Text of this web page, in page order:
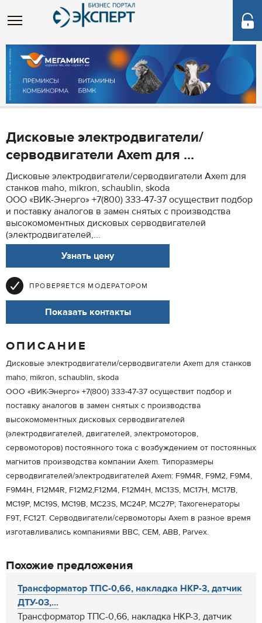
Дисковые электродвигатели/
серводвигатели Axem для ...
Дисковые электродвигатели/серводвигатели Axem для
станков maho, mikron, schaublin, skoda
ООО «ВИК-Энерго» +7(800) 333-47-37 осуществит подбор
и поставку аналогов в замен снятых с производства
высокомоментных дисковых серводвигателей
(электродвигателей,...
Узнать цену
ПРОВЕРЯЕТСЯ МОДЕРАТОРОМ
Показать контакты
ОПИСАНИЕ
Дисковые электродвигатели/серводвигатели Axem для станков
maho, mikron, schaublin, skoda
ООО «ВИК-Энерго» +7(800) 333-47-37 осуществит подбор и
поставку аналогов в замен снятых с производства
высокомоментных дисковых серводвигателей
(электродвигателей, двигателей, электромоторов,
сервомоторов) постоянного тока c возбуждением от постоянных
магнитов производства компании Axem. Типоразмеры
серводвигателей/электродвигателей Axem: F9M4R, F9M2, F9M4,
F9M4H, F12M4R, F12M2,F12M4, F12M4H, MC13S, MC17H, MC17B,
MC19P, MC19S, MC19B, MC23S, MC24P, MC27P; Тахогенераторы
F9T, FC12T. Серводвигатели/сервомоторы Axem в разное время
изготавливались компаниями BBC, CEM, ABB, Parvex.
Похожие предложения
Трансформатор ТПС-0,66, накладка НКР-3, датчик
ДТУ-03,...
Трансформатор ТПС-0,66, накладка НКР-3, датчик